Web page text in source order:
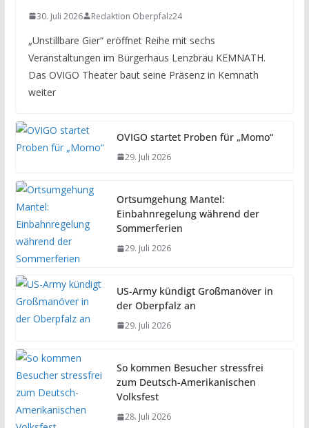
30. Juli 2026 Redaktion Oberpfalz24
„Unstillbare Gier“ eröffnet Reihe mit sechs
Veranstaltungen im Bürgerhaus Lenzbräu KEMNATH.
Das OVIGO Theater baut seine Präsenz in Kemnath
weiter
OVIGO startet Proben für „Momo“
29. Juli 2026
Ortsumgehung Mantel:
Einbahnregelung während der
Sommerferien
29. Juli 2026
US-Army kündigt Großmanöver in
der Oberpfalz an
29. Juli 2026
So kommen Besucher stressfrei
zum Deutsch-Amerikanischen
Volksfest
28. Juli 2026